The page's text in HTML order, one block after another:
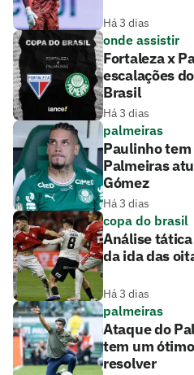
Há 3 dias
onde assistir
Fortaleza x
escalações
Brasil
Há 3 dias
palmeiras
Paulinho
Palmeiras
Gómez
Há 3 dias
copa do brasil
Análise
da ida das
Há 3 dias
palmeiras
Ataque do
tem um
resolver